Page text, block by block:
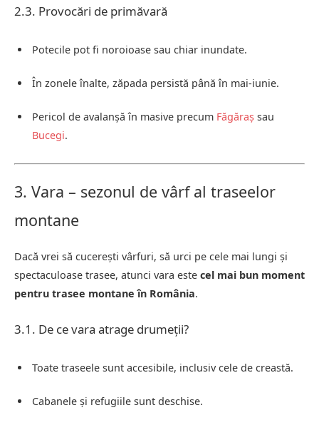
2.3. Provocări de primăvară
Potecile pot fi noroioase sau chiar inundate.
În zonele înalte, zăpada persistă până în mai-iunie.
Pericol de avalanșă în masive precum Făgăraș sau
Bucegi.
3. Vara – sezonul de vârf al traseelor
montane
Dacă vrei să cucerești vârfuri, să urci pe cele mai lungi și
spectaculoase trasee, atunci vara este cel mai bun moment
pentru trasee montane în România.
3.1. De ce vara atrage drumeții?
Toate traseele sunt accesibile, inclusiv cele de creastă.
Cabanele și refugiile sunt deschise.